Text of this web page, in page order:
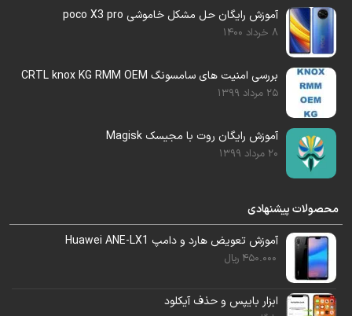
بررسی امنیت های سامسونگ
CRTL knox KG RMM OEM
OEM
Original equipment manufacturer
به معنی : سازنده اصلی تجهیزات
آموزش رایگان حل مشکل خاموشی poco X3 pro
8 خرداد 1400
بررسی امنیت های سامسونگ CRTL knox KG RMM OEM
25 مرداد 1399
آموزش رایگان روت با مجیسک Magisk
20 مرداد 1399
محصولات پیشنهادی
آموزش تعویض هارد و دامپ Huawei ANE-LX1
450.000 ریال
ابزار بایپس و حذف آیکلود